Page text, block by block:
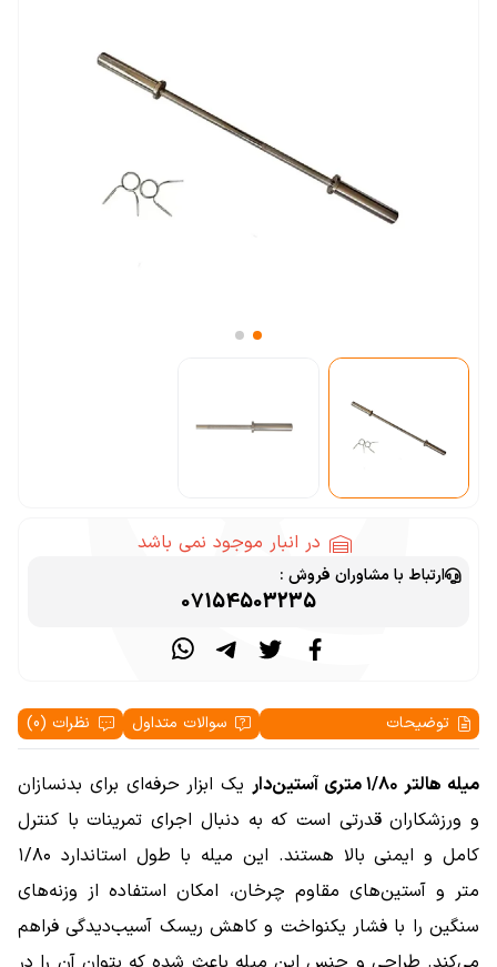
در انبار موجود نمی باشد
ارتباط با مشاوران فروش :
07154503235
توضیحات سوالات متداول نظرات (0)
میله هالتر ۱/۸۰ متری آستین‌دار
یک ابزار حرفه‌ای برای بدنسازان
و ورزشکاران قدرتی است که به دنبال اجرای تمرینات با کنترل
کامل و ایمنی بالا هستند. این میله با طول استاندارد ۱/۸۰
متر و آستین‌های مقاوم چرخان، امکان استفاده از وزنه‌های
سنگین را با فشار یکنواخت و کاهش ریسک آسیب‌دیدگی فراهم